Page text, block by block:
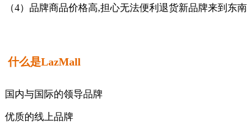
（4）品牌商品价格高,担心无法便利退货新品牌来到东
什么是LazMall
国内与国际的领导品牌
优质的线上品牌